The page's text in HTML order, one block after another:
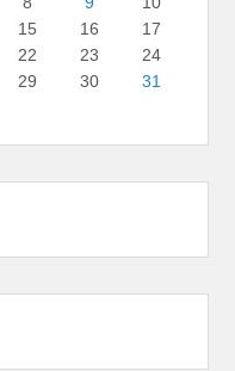
15 16
17
22 23
24
29 30
31